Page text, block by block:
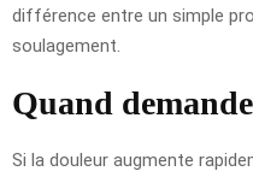
différence entre un simple
soulagement.
Quand
Si la douleur augmente